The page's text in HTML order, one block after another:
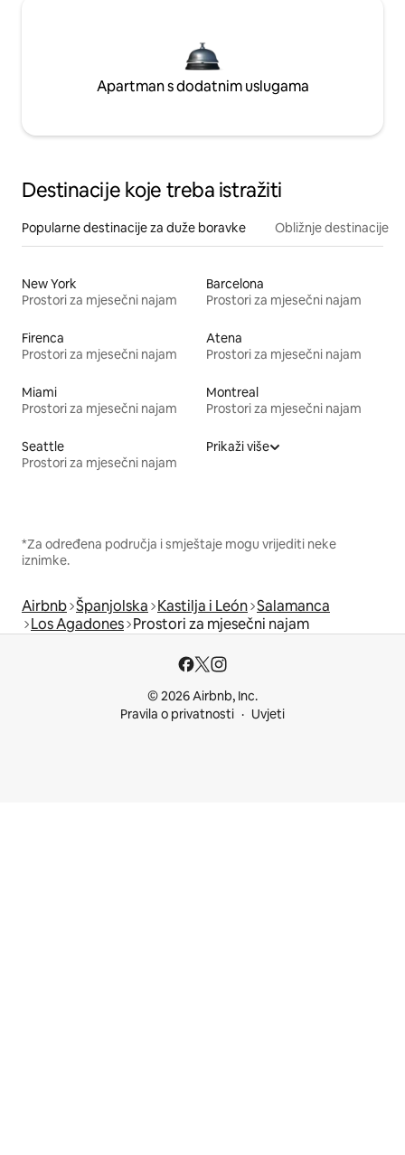
Apartman s dodatnim uslugama
Destinacije koje treba istražiti
Popularne destinacije za duže boravke Obližnje destinacije
New York
Prostori za mjesečni najam
Barcelona
Prostori za mjesečni najam
Firenca
Prostori za mjesečni najam
Atena
Prostori za mjesečni najam
Miami
Prostori za mjesečni najam
Montreal
Prostori za mjesečni najam
Seattle
Prostori za mjesečni najam
Prikaži više
*Za određena područja i smještaje mogu vrijediti neke
iznimke.
Airbnb Španjolska Kastilja i León Salamanca
Los Agadones Prostori za mjesečni najam
© 2026 Airbnb, Inc.
Pravila o privatnosti
Uvjeti